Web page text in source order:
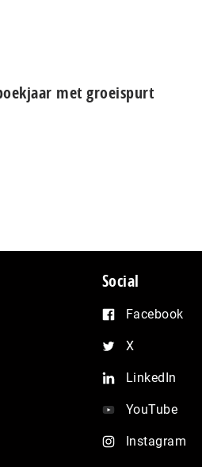
met groeispurt
Social
Facebook
X
LinkedIn
YouTube
Instagram